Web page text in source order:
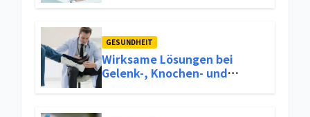
GESUNDHEIT
Wirksame Lösungen bei
Gelenk-, Knochen- und